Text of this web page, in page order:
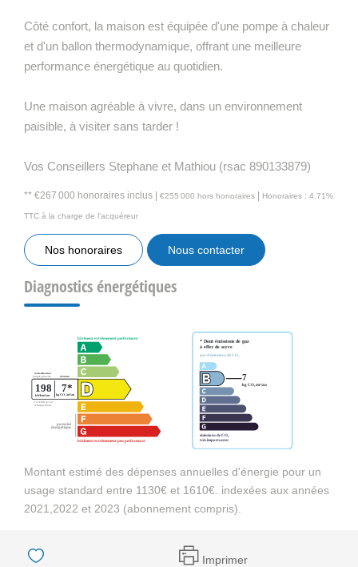
Côté confort, la maison est équipée d'une pompe à chaleur
et d'un ballon thermodynamique, offrant une meilleure
performance énergétique au quotidien.
Une maison agréable à vivre, dans un environnement
paisible, à visiter sans tarder !
Vos Conseillers Stephane et Mathiou (rsac 890133879)
** €267 000 honoraires inclus | €255 000 hors honoraires | Honoraires : 4.71%
TTC à la charge de l'acquéreur
Nos honoraires Nous contacter
Diagnostics énergétiques
Montant estimé des dépenses annuelles d'énergie pour un
usage standard entre 1130€ et 1610€. indexées aux années
2021,2022 et 2023 (abonnement compris).
Imprimer